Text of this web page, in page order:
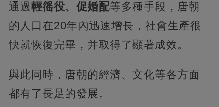
通過輕徭役、促婚配等多種手段，唐朝
的人口在20年內迅速增長，社會生產很
快就恢復完畢，并取得了顯著成效。
與此同時，唐朝的經濟、文化等各方面
都有了長足的發展。